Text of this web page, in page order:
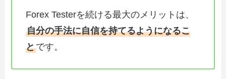
Forex Testerを続ける最大のメリットは、
自分の手法に自信を持てるようになるこ
とです。